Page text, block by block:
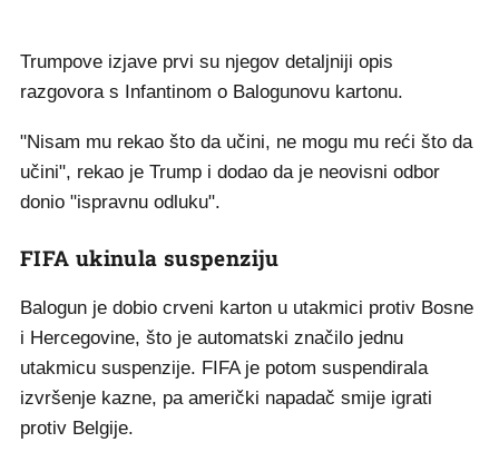
Trumpove izjave prvi su njegov detaljniji opis
razgovora s Infantinom o Balogunovu kartonu.
"Nisam mu rekao što da učini, ne mogu mu reći što da
učini", rekao je Trump i dodao da je neovisni odbor
donio "ispravnu odluku".
FIFA ukinula suspenziju
Balogun je dobio crveni karton u utakmici protiv Bosne
i Hercegovine, što je automatski značilo jednu
utakmicu suspenzije. FIFA je potom suspendirala
izvršenje kazne, pa američki napadač smije igrati
protiv Belgije.